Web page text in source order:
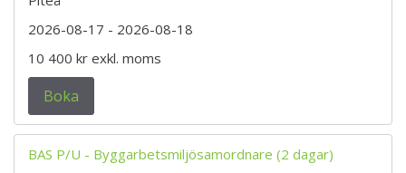
2026-08-17 - 2026-08-18
10 400 kr exkl. moms
Boka
BAS P/U - Byggarbetsmiljösamordnare (2 dagar)